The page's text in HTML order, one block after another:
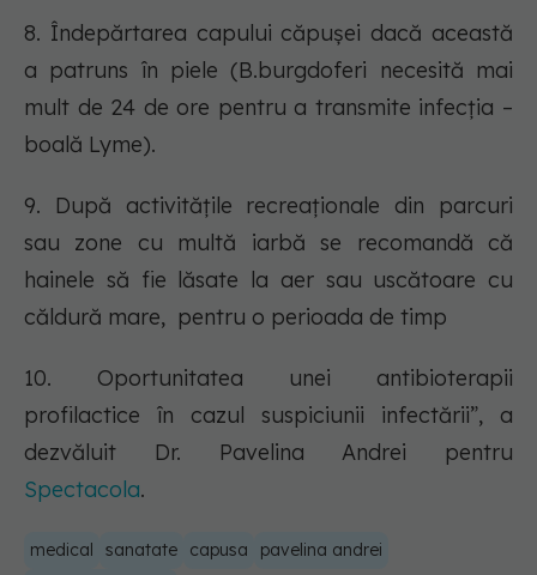
8. Îndepărtarea capului căpușei dacă această
a patruns în piele (B.burgdoferi necesită mai
mult de 24 de ore pentru a transmite infecția –
boală Lyme).
9. După activitățile recreaționale din parcuri
sau zone cu multă iarbă se recomandă că
hainele să fie lăsate la aer sau uscătoare cu
căldură mare, pentru o perioada de timp
10. Oportunitatea unei antibioterapii
profilactice în cazul suspiciunii infectării”, a
dezvăluit Dr. Pavelina Andrei pentru
Spectacola.
medical sanatate capusa
pavelina andrei